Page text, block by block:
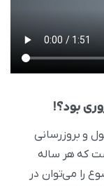
بود؟!
و بروزرسانی
که هر ساله
را می‌توان در